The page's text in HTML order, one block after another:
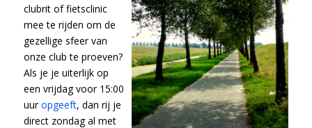
clubrit of fietsclinic
mee te rijden om de
gezellige sfeer van
onze club te proeven?
Als je je uiterlijk op
een vrijdag voor 15:00
uuropgeeft, dan rij je
direct zondag al met